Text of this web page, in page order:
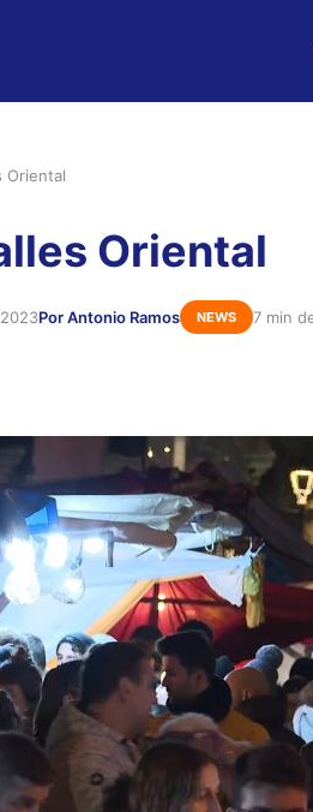
Oriental
Oriental
Por Antonio Ramos NEWS 7 min